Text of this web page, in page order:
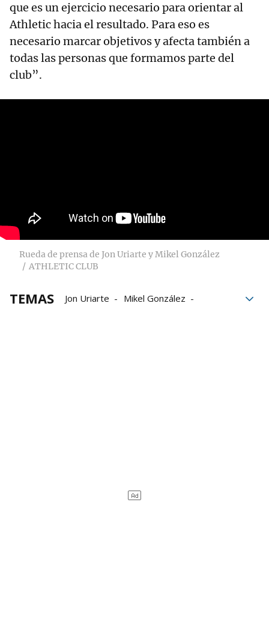
que es un ejercicio necesario para orientar al
Athletic hacia el resultado. Para eso es
necesario marcar objetivos y afecta también a
todas las personas que formamos parte del
club”.
Rueda de prensa de Jon Uriarte y Mikel González
ATHLETIC CLUB
TEMAS Jon Uriarte
Mikel González